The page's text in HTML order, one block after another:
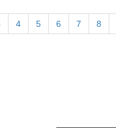
4 5 6 7 8